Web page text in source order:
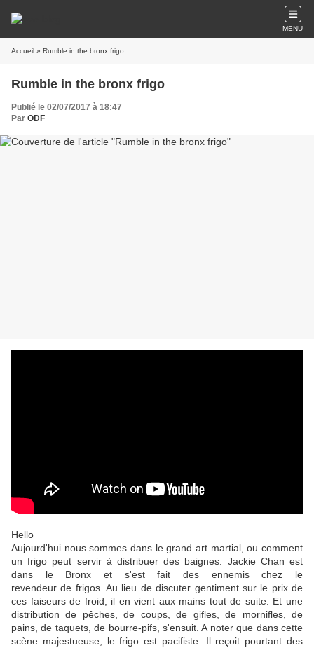
MENU
Accueil » Rumble in the bronx frigo
Rumble in the bronx frigo
Publié le 02/07/2017 à 18:47
Par ODF
Hello
Aujourd'hui nous sommes dans le grand art martial, ou comment
un frigo peut servir à distribuer des baignes. Jackie Chan est
dans le Bronx et s'est fait des ennemis chez le
revendeur de frigos. Au lieu de discuter gentiment sur le prix de
ces faiseurs de froid, il en vient aux mains tout de suite. Et une
distribution de pêches, de coups, de gifles, de mornifles, de
pains, de taquets, de bourre-pifs, s'ensuit. A noter que dans cette
scène majestueuse, le frigo est pacifiste. Il reçoit pourtant des